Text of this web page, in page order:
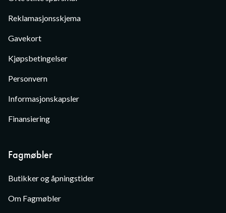
Reklamasjonsskjema
Gavekort
Kjøpsbetingelser
Personvern
Informasjonskapsler
Finansiering
Fagmøbler
Butikker og åpningstider
Om Fagmøbler